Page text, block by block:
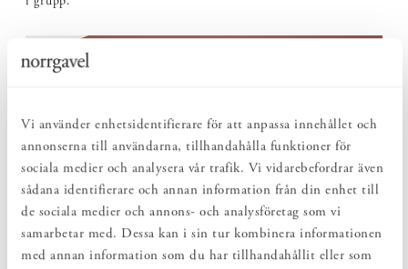
Vi använder enhetsidentifierare för att anpassa innehållet och
annonserna till användarna, tillhandahålla funktioner för
sociala medier och analysera vår trafik. Vi vidarebefordrar även
sådana identifierare och annan information från din enhet till
de sociala medier och annons- och analysföretag som vi
samarbetar med. Dessa kan i sin tur kombinera informationen
med annan information som du har tillhandahållit eller som